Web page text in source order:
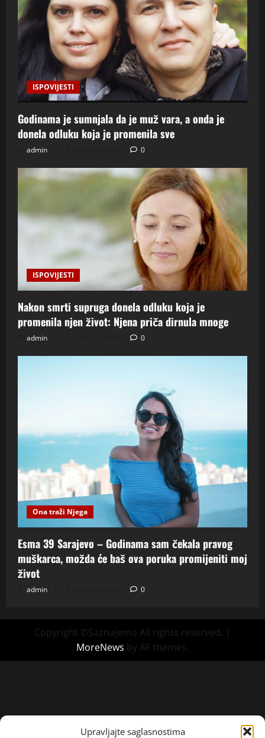
Upravljajte saglasnostima
ISPOVIJESTI
Godinama je sumnjala da je muž vara, a onda je
donela odluku koja je promenila sve
admin 0
ISPOVIJESTI
Nakon smrti supruga donela odluku koja je
promenila njen život: Njena priča dirnula mnoge
admin 0
Ona traži Njega
Esma 39 Sarajevo – Godinama sam čekala pravog
muškarca, možda će baš ova poruka promijeniti moj
život
admin 0
Copyright ©Saznajemo All rights reserved. |
MoreNews by AF themes.